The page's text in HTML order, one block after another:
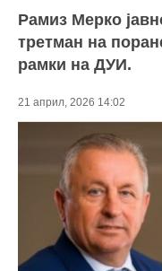
Рамиз Мерко
третман на
рамки на ДУИ.
21 април, 2026 14:02